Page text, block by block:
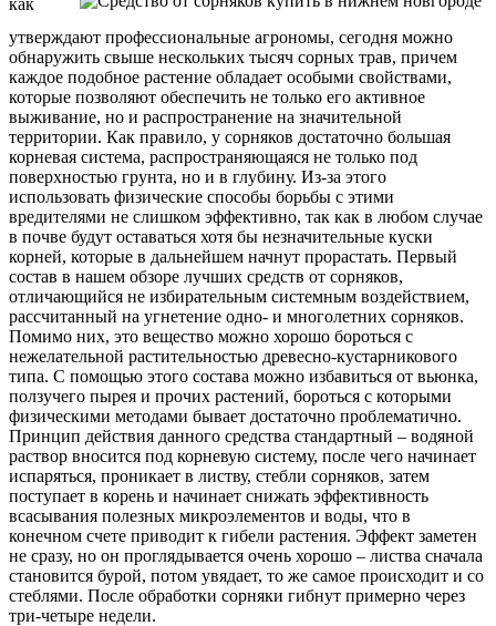
утверждают профессиональные агрономы, сегодня можно
обнаружить свыше нескольких тысяч сорных трав, причем
каждое подобное растение обладает особыми свойствами,
которые позволяют обеспечить не только его активное
выживание, но и распространение на значительной
территории. Как правило, у сорняков достаточно большая
корневая система, распространяющаяся не только под
поверхностью грунта, но и в глубину. Из-за этого
использовать физические способы борьбы с этими
вредителями не слишком эффективно, так как в любом случае
в почве будут оставаться хотя бы незначительные куски
корней, которые в дальнейшем начнут прорастать. Первый
состав в нашем обзоре лучших средств от сорняков,
отличающийся не избирательным системным воздействием,
рассчитанный на угнетение одно- и многолетних сорняков.
Помимо них, это вещество можно хорошо бороться с
нежелательной растительностью древесно-кустарникового
типа. С помощью этого состава можно избавиться от вьюнка,
ползучего пырея и прочих растений, бороться с которыми
физическими методами бывает достаточно проблематично.
Принцип действия данного средства стандартный – водяной
раствор вносится под корневую систему, после чего начинает
испаряться, проникает в листву, стебли сорняков, затем
поступает в корень и начинает снижать эффективность
всасывания полезных микроэлементов и воды, что в
конечном счете приводит к гибели растения. Эффект заметен
не сразу, но он проглядывается очень хорошо – листва сначала
становится бурой, потом увядает, то же самое происходит и со
стеблями. После обработки сорняки гибнут примерно через
три-четыре недели.